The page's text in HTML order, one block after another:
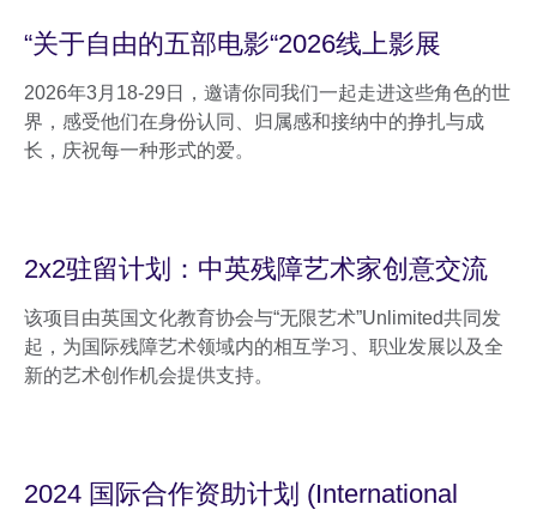
“关于自由的五部电影“2026线上影展
2026年3月18-29日，邀请你同我们一起走进这些角色的世
界，感受他们在身份认同、归属感和接纳中的挣扎与成
长，庆祝每一种形式的爱。
2x2驻留计划：中英残障艺术家创意交流
该项目由英国文化教育协会与“无限艺术”Unlimited共同发
起，为国际残障艺术领域内的相互学习、职业发展以及全
新的艺术创作机会提供支持。
2024 国际合作资助计划 (International